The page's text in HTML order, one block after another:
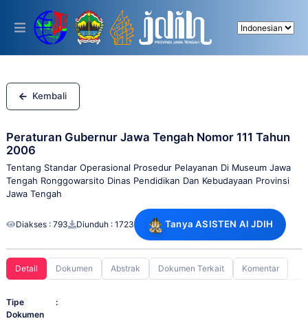
This
includes
accessibility
system.
Kembali
Peraturan Gubernur Jawa Tengah Nomor 111 Tahun
2006
Tentang Standar Operasional Prosedur Pelayanan Di Museum Jawa
Tengah Ronggowarsito Dinas Pendidikan Dan Kebudayaan Provinsi
Jawa Tengah
Diakses : 793 Diunduh : 1723 Tanya ASISTEN AI JDIH
Detail Dokumen Abstrak Dokumen Terkait Komentar
Tipe
Dokumen
: